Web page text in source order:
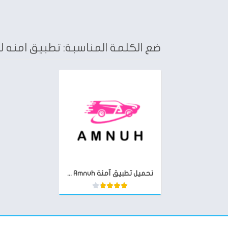
ضع الكلمة المناسبة: تطبيق امنه
تحميل تطبيق آمنة Amnuh للمشاوير